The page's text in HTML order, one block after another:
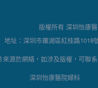
版權所有 深圳怡康
地址：深圳市羅湖區紅桂路
源於網絡，如涉及版權，可聯
深圳怡康醫院婦科